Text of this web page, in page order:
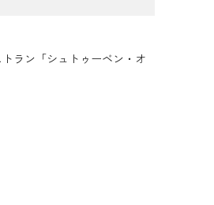
ラン「シュトゥーベン・オ